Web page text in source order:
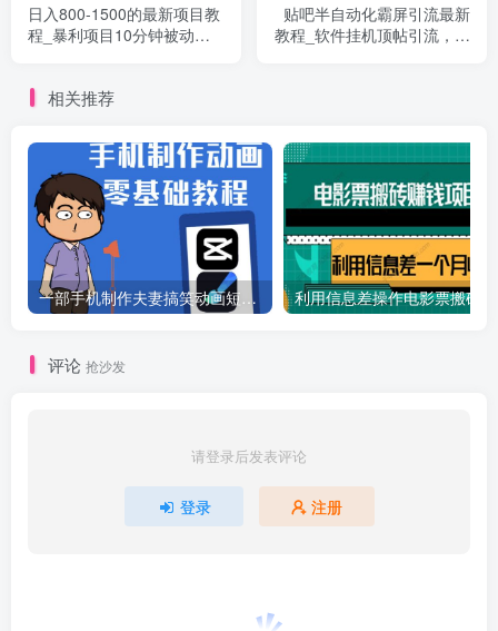
日入800-1500的最新项目教
程_暴利项目10分钟被动引
贴吧半自动化霸屏引流最新
教程_软件挂机顶帖引流，实
相关推荐
一部手机制作夫妻搞笑动画短视频教程，零基础也能快速上手
评论 抢沙发
请登录后发表评论
登录 注册